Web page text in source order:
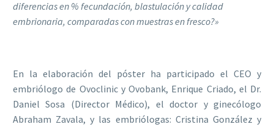
diferencias en % fecundación, blastulación y calidad
embrionaria, comparadas con muestras en fresco?»
En la elaboración del póster ha participado el CEO y
embriólogo de Ovoclinic y Ovobank, Enrique Criado, el Dr.
Daniel Sosa (Director Médico), el doctor y ginecólogo
Abraham Zavala, y las embriólogas: Cristina González y